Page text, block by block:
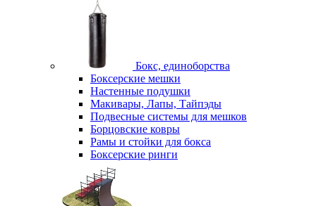
Бокс, единоборства
Боксерские мешки
Настенные подушки
Макивары, Лапы, Тайпэды
Подвесные системы для мешков
Борцовские ковры
Рамы и стойки для бокса
Боксерские ринги